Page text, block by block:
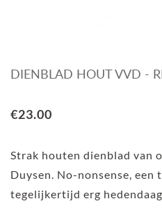
DIENBLAD HOUT VVD -
€23.00
Strak houten dienblad van
Duysen. No-nonsense,
tegelijkertijd erg